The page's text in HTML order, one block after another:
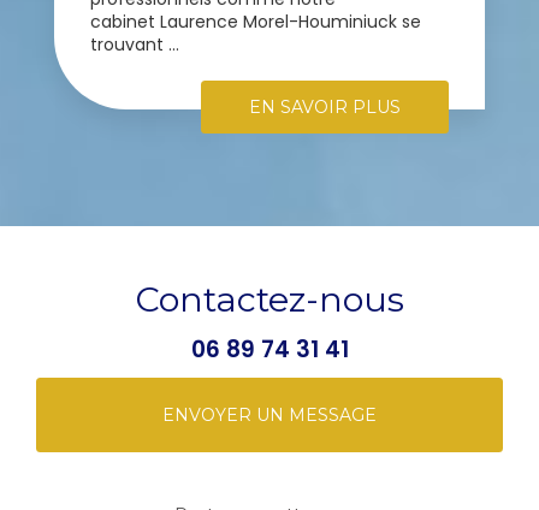
cabinet Laurence Morel-Houminiuck se
trouvant ...
EN SAVOIR PLUS
Contactez-nous
06 89 74 31 41
ENVOYER UN MESSAGE